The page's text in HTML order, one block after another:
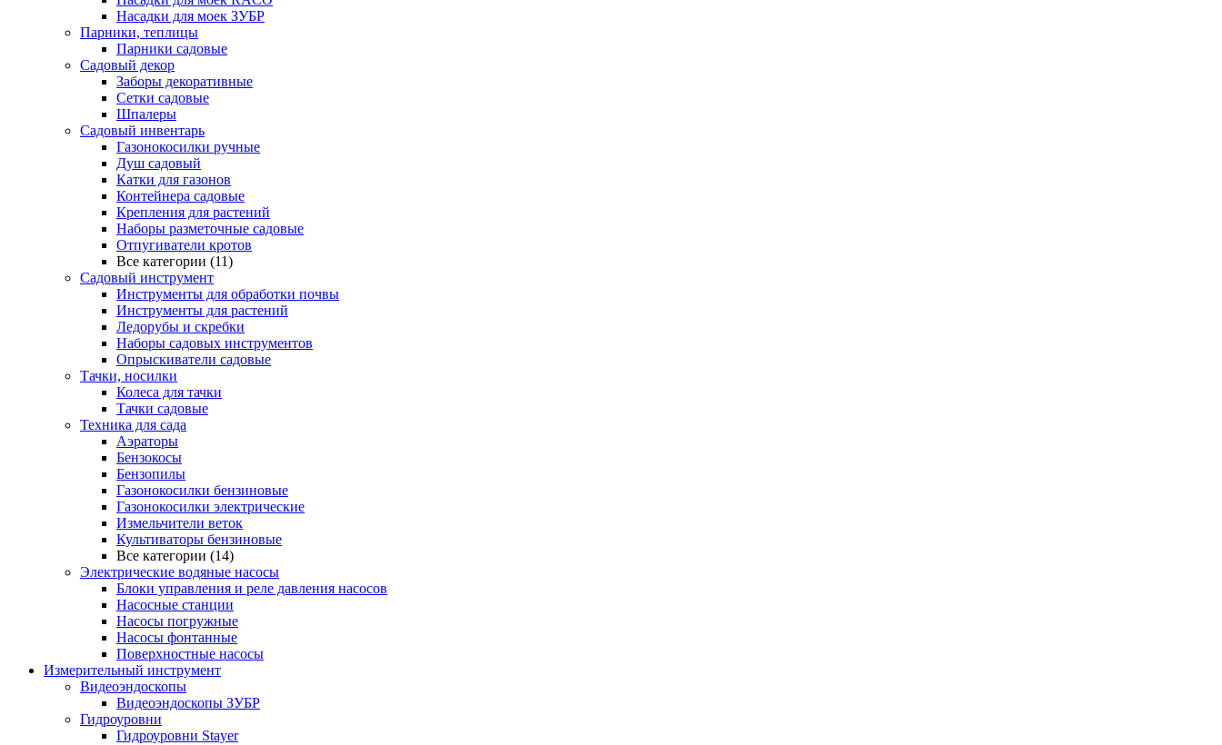
Насадки для моек ЗУБР
Парники, теплицы
Парники садовые
Садовый декор
Заборы декоративные
Сетки садовые
Шпалеры
Садовый инвентарь
Газонокосилки ручные
Душ садовый
Катки для газонов
Контейнера садовые
Крепления для растений
Наборы разметочные садовые
Отпугиватели кротов
Все категории (11)
Садовый инструмент
Инструменты для обработки почвы
Инструменты для растений
Ледорубы и скребки
Наборы садовых инструментов
Опрыскиватели садовые
Тачки, носилки
Колеса для тачки
Тачки садовые
Техника для сада
Аэраторы
Бензокосы
Бензопилы
Газонокосилки бензиновые
Газонокосилки электрические
Измельчители веток
Культиваторы бензиновые
Все категории (14)
Электрические водяные насосы
Блоки управления и реле давления насосов
Насосные станции
Насосы погружные
Насосы фонтанные
Поверхностные насосы
Измерительный инструмент
Видеоэндоскопы
Видеоэндоскопы ЗУБР
Гидроуровни
Гидроуровни Stayer